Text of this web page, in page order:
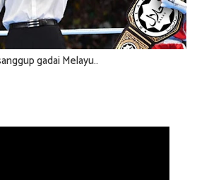
gadai Melayu..